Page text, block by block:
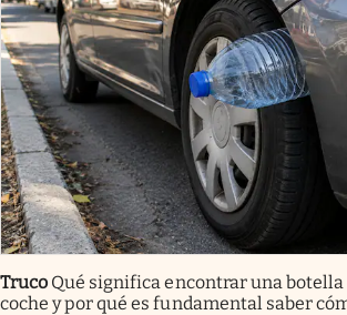
Truco Qué significa encontrar una botella
coche y por qué es fundamental saber